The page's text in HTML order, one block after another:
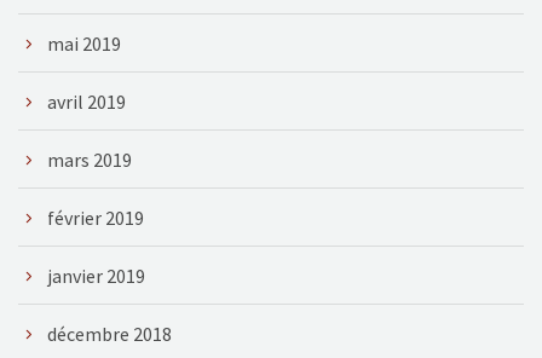
mai 2019
avril 2019
mars 2019
février 2019
janvier 2019
décembre 2018